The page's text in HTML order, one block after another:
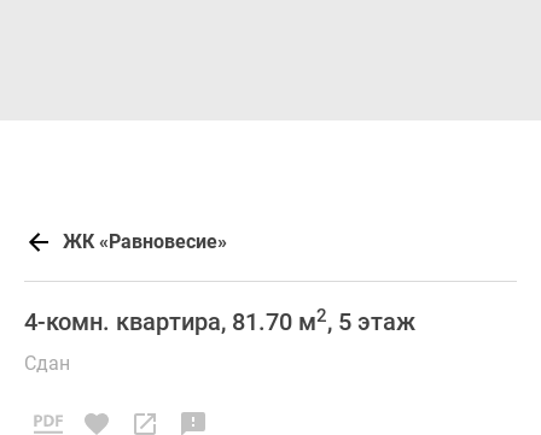
ЖК «Равновесие»
4-комн. квартира, 81.70 м2, 5 этаж
Сдан